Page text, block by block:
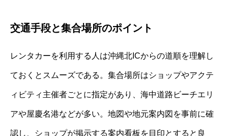
交通手段と集合場所のポイント
レンタカーを利用する人は沖縄北ICからの道順を理解し
ておくとスムーズである。集合場所はショップやアクテ
ィビティ主催者ごとに指定があり、海中道路ビーチエリ
アや屋慶名港などが多い。地図や地元案内図を事前に確
認し、ショップが掲示する案内看板を目印とすると良